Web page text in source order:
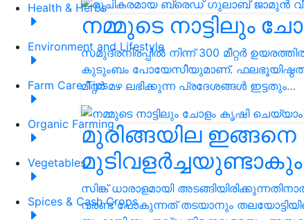
Health & Herbs
Environment and Lifestyle
Farm Care Tips
Organic Farming
Vegetables
Spices & Cash Crops
നമ്മുടെ നാട്ടിലും
സമുദ്രനിരപ്പിൽ നിന്ന് 300 മീറ്റർ
കുടുംബം പോയേസീയുമാണ്.
മീറ്റർ മഴ ലഭിക്കുന്ന പ്രദേശങ്ങൾ ഇട്ടതും…
മുരിങ്ങയില
മുടിവളർച്ചയുണ്ടാകും
സിങ്ക് ധാരാളമായി
വരണ്ട് പോകുന്നത് തടയാനും